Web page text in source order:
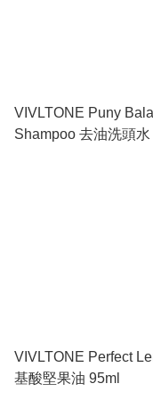
VIVLTONE Puny
Shampoo 去油洗頭水
VIVLTONE Perfect
基酸堅果油 95ml